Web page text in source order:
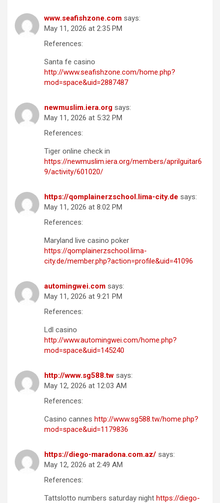
www.seafishzone.com says:
May 11, 2026 at 2:35 PM
References:
Santa fe casino
http://www.seafishzone.com/home.php?
mod=space&uid=2887487
newmuslim.iera.org says:
May 11, 2026 at 5:32 PM
References:
Tiger online check in
https://newmuslim.iera.org/members/aprilguitar6
9/activity/601020/
https://qomplainerzschool.lima-city.de says:
May 11, 2026 at 8:02 PM
References:
Maryland live casino poker
https://qomplainerzschool.lima-
city.de/member.php?action=profile&uid=41096
automingwei.com says:
May 11, 2026 at 9:21 PM
References:
Ldl casino
http://www.automingwei.com/home.php?
mod=space&uid=145240
http://www.sg588.tw says:
May 12, 2026 at 12:03 AM
References:
Casino cannes http://www.sg588.tw/home.php?
mod=space&uid=1179836
https://diego-maradona.com.az/ says:
May 12, 2026 at 2:49 AM
References:
Tattslotto numbers saturday night https://diego-